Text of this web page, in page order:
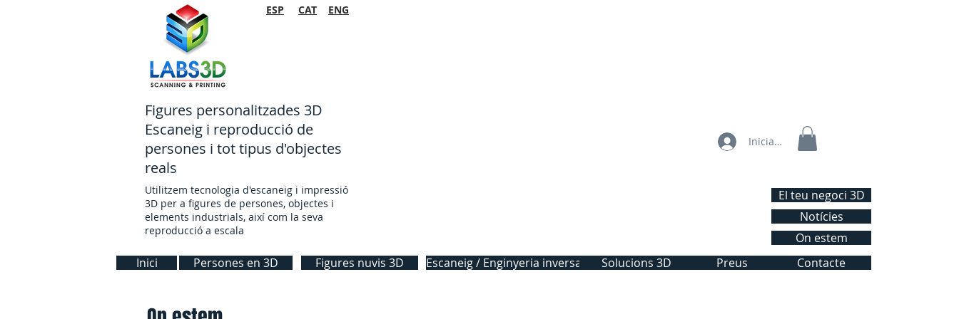
Iniciar sesión
ESP CAT ENG
Figures personalitzades 3D
Escaneig i reproducció de
persones i tot tipus d'objectes
reals
Utilitzem tecnologia d'escaneig i impressió
3D per a figures de persones, objectes i
elements industrials, així com la seva
reproducció a escala
El teu negoci 3D
Notícies
On estem
Inici
Persones en 3D Figures nuvis 3D Escaneig / Enginyeria inversa Solucions 3D Preus Contacte